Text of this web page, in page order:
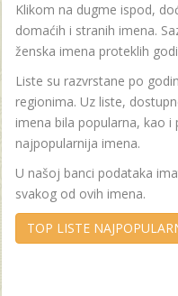
Klikom na dugme ispod,
domaćih i stranih imena.
ženska imena proteklih
Liste su razvrstane po
regionima. Uz liste,
imena bila popularna, kao
najpopularnija imena.
U našoj banci podataka
svakog od ovih imena.
TOP LISTE